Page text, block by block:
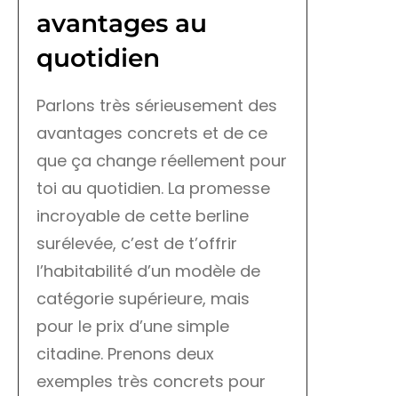
avantages au
quotidien
Parlons très sérieusement des
avantages concrets et de ce
que ça change réellement pour
toi au quotidien. La promesse
incroyable de cette berline
surélevée, c’est de t’offrir
l’habitabilité d’un modèle de
catégorie supérieure, mais
pour le prix d’une simple
citadine. Prenons deux
exemples très concrets pour